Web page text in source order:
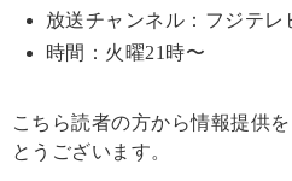
放送チャンネル：フジテレ
時間：火曜21時〜
こちら読者の方から情報提供
とうございます。